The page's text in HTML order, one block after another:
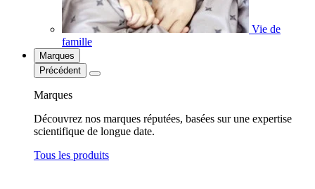
Vie de
famille
Marques
Précédent
Marques
Découvrez nos marques réputées, basées sur une expertise
scientifique de longue date.
Tous les produits